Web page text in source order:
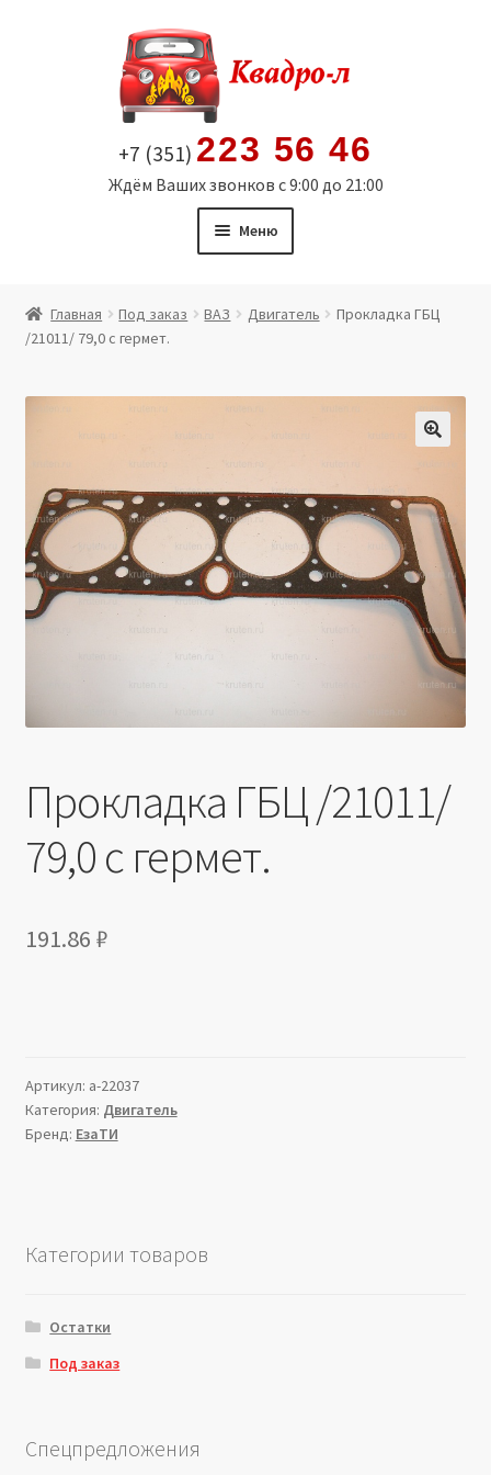
содержимому
+7 (351) 223 56 46
Ждём Ваших звонков с 9:00 до 21:00
Меню
Витрина
Мой аккаунт
данных
Производители
Юридические данные
Главная Под заказ ВАЗ Двигатель
Прокладка ГБЦ
/21011/ 79,0 с гермет.
Прокладка ГБЦ /21011/
79,0 с гермет.
191.86 ₽
Артикул: a-22037
Категория: Двигатель
Бренд: ЕзаТИ
Категории товаров
Остатки
Под заказ
Спецпредложения